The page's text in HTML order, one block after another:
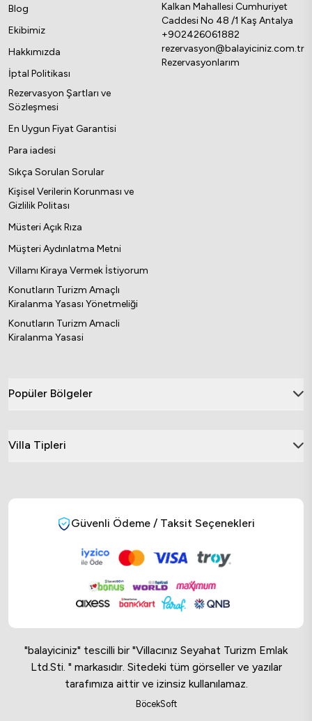
Blog
Ekibimiz
Hakkımızda
İptal Politikası
Rezervasyon Şartları ve
Sözleşmesi
En Uygun Fiyat Garantisi
Para iadesi
Sıkça Sorulan Sorular
Kişisel Verilerin Korunması ve
Gizlilik Politası
Müsteri Açık Rıza
Müşteri Aydınlatma Metni
Villamı Kiraya Vermek İstiyorum
Konutların Turizm Amaçlı
Kiralanma Yasası Yönetmeliği
Konutların Turizm Amacli
Kiralanma Yasasi
Kalkan Mahallesi Cumhuriyet
Caddesi No 48 /1 Kaş Antalya
+902426061882
rezervasyon@balayiciniz.com.tr
Rezervasyonlarım
Popüler Bölgeler
Villa Tipleri
Güvenli Ödeme / Taksit Seçenekleri
"balayiciniz" tescilli bir "Villacınız Seyahat Turizm Emlak
Ltd.Sti. " markasıdır. Sitedeki tüm görseller ve yazılar
tarafımıza aittir ve izinsiz kullanılamaz.
BöcekSoft